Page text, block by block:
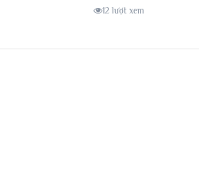
12 lượt xem